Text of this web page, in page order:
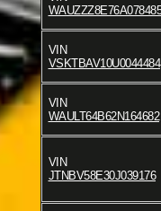
WAUZZZ8E76A078485
VIN
VSKTBAV10U0044484
VIN
WAULT64B62N164682
VIN
JTNBV58E30J039176